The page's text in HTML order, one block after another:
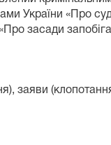
України «Про
засади
заяви